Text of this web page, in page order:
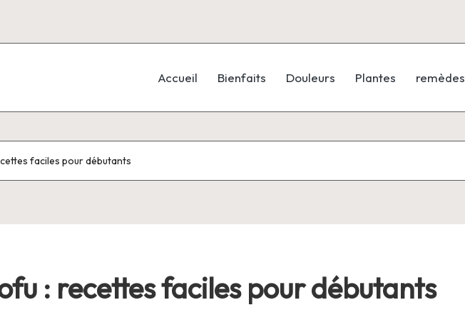
Accueil Bienfaits Douleurs Plantes remèdes
faciles pour débutants
: recettes faciles pour débutants